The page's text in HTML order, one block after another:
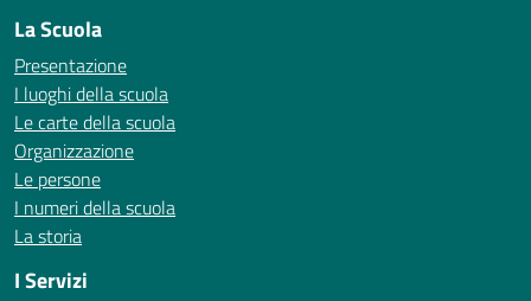
La Scuola
Presentazione
I luoghi della scuola
Le carte della scuola
Organizzazione
Le persone
I numeri della scuola
La storia
I Servizi